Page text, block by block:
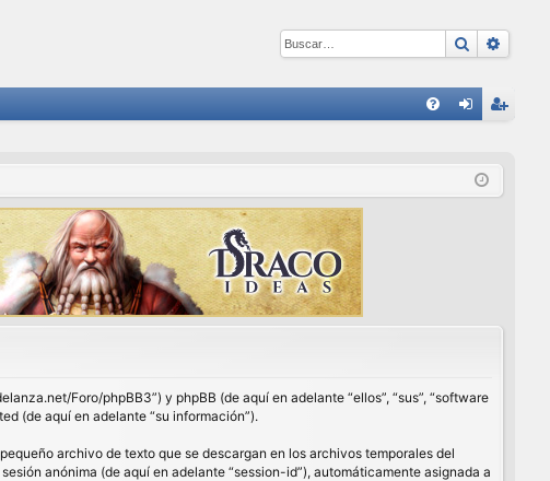
Buscar
ist
Foro/phpBB3”) y phpBB (de aquí en adelante “ellos”, “sus”, “software
(de aquí en adelante “su información”).
archivo de texto que se descargan en los archivos temporales del
anónima (de aquí en adelante “session-id”), automáticamente asignada a